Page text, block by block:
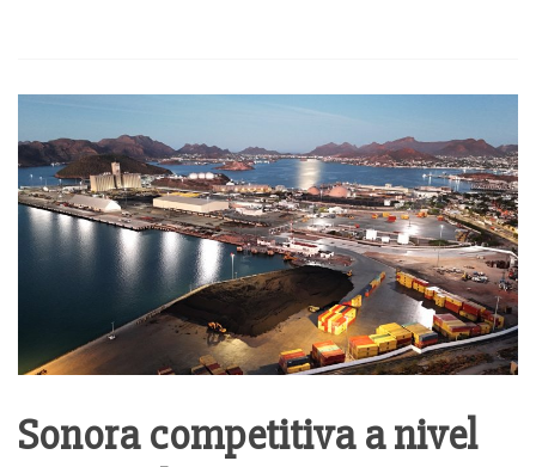
Sonora competitiva a nivel